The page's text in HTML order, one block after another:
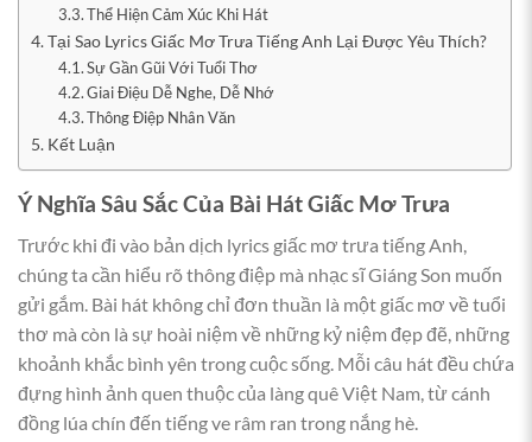
Thể Hiện Cảm Xúc Khi Hát
Tại Sao Lyrics Giấc Mơ Trưa Tiếng Anh Lại Được Yêu Thích?
Sự Gần Gũi Với Tuổi Thơ
Giai Điệu Dễ Nghe, Dễ Nhớ
Thông Điệp Nhân Văn
Kết Luận
Ý Nghĩa Sâu Sắc Của Bài Hát Giấc Mơ Trưa
Trước khi đi vào bản dịch lyrics giấc mơ trưa tiếng Anh,
chúng ta cần hiểu rõ thông điệp mà nhạc sĩ Giáng Son muốn
gửi gắm. Bài hát không chỉ đơn thuần là một giấc mơ về tuổi
thơ mà còn là sự hoài niệm về những kỷ niệm đẹp đẽ, những
khoảnh khắc bình yên trong cuộc sống. Mỗi câu hát đều chứa
đựng hình ảnh quen thuộc của làng quê Việt Nam, từ cánh
đồng lúa chín đến tiếng ve râm ran trong nắng hè.